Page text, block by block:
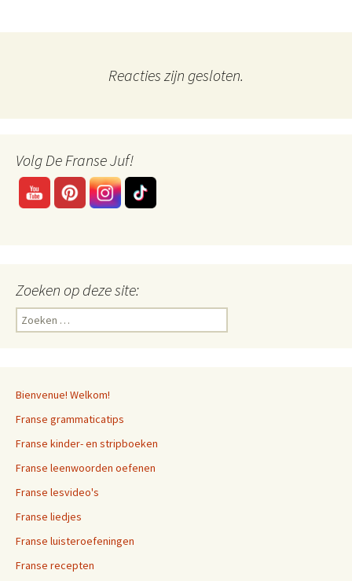
Reacties zijn gesloten.
Volg De Franse Juf!
Zoeken op deze site:
Zoeken
naar:
Bienvenue! Welkom!
Franse grammaticatips
Franse kinder- en stripboeken
Franse leenwoorden oefenen
Franse lesvideo's
Franse liedjes
Franse luisteroefeningen
Franse recepten